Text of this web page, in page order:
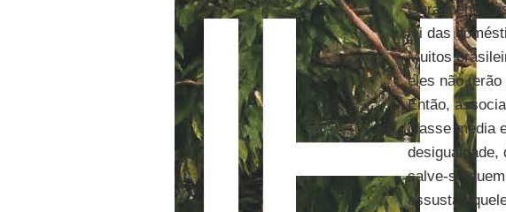
Geralmente,
lei das
Muitos
eles não
Então,
classe média
desigualdade,
salve-se
assusta